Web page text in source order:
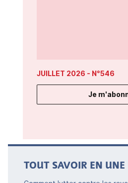
JUILLET 2026 - N°546
Je
TOUT SAVOIR EN UNE